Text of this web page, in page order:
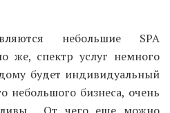
небольшие SPA
же, спектр услуг немного
будет индивидуальный
небольшого бизнеса, очень